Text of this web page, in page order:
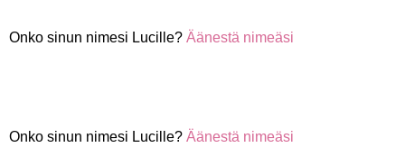
Onko sinun nimesi Lucille? Äänestä nimeäsi
Onko sinun nimesi Lucille? Äänestä nimeäsi